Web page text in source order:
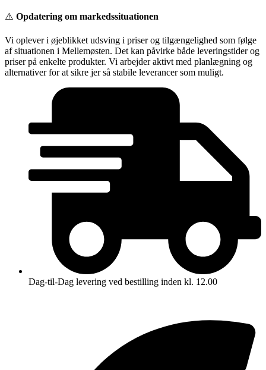
Videre
indhold
⚠️ Opdatering om markedssituationen
Vi oplever i øjeblikket udsving i priser og tilgængelighed som følge
af situationen i Mellemøsten. Det kan påvirke både leveringstider og
priser på enkelte produkter. Vi arbejder aktivt med planlægning og
alternativer for at sikre jer så stabile leverancer som muligt.
Dag-til-Dag levering ved bestilling inden kl. 12.00